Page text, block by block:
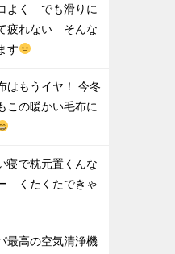
よく でも滑りに
疲れない そんな
す
はもうイヤ！ 今冬
この暖かい毛布に
寝で枕元置くんな
くたくたできゃ
最高の空気清浄機